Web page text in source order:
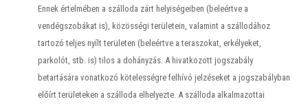
Ennek értelmében a szálloda zárt helyiségeiben (beleértve a
vendégszobákat is), közösségi területein, valamint a szállodához
tartozó teljes nyílt területen (beleértve a teraszokat, erkélyeket,
parkolót, stb. is) tilos a dohányzás. A hivatkozott jogszabály
betartására vonatkozó kötelességre felhívó jelzéseket a jogszabályban
előírt területeken a szálloda elhelyezte. A szálloda alkalmazottai